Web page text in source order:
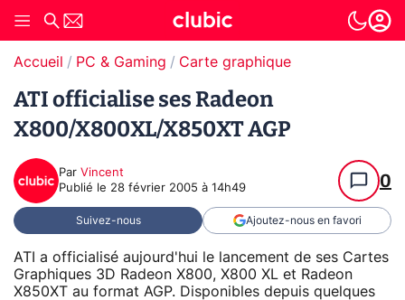
Accueil PC & Gaming Carte graphique
ATI officialise ses Radeon
X800/X800XL/X850XT AGP
Par Vincent
Publié le 28 février 2005 à 14h49 0
Suivez-nous Ajoutez-nous en favori
ATI a officialisé aujourd'hui le lancement de ses Cartes
Graphiques 3D Radeon X800, X800 XL et Radeon
X850XT au format AGP. Disponibles depuis quelques